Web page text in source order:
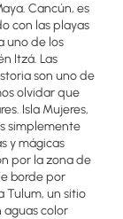
Cancún, es
con las playas
uno de los
Itzá. Las
son uno de
olvidar que
Isla Mujeres,
simplemente
y mágicas
por la zona de
borde por
Tulum, un sitio
color